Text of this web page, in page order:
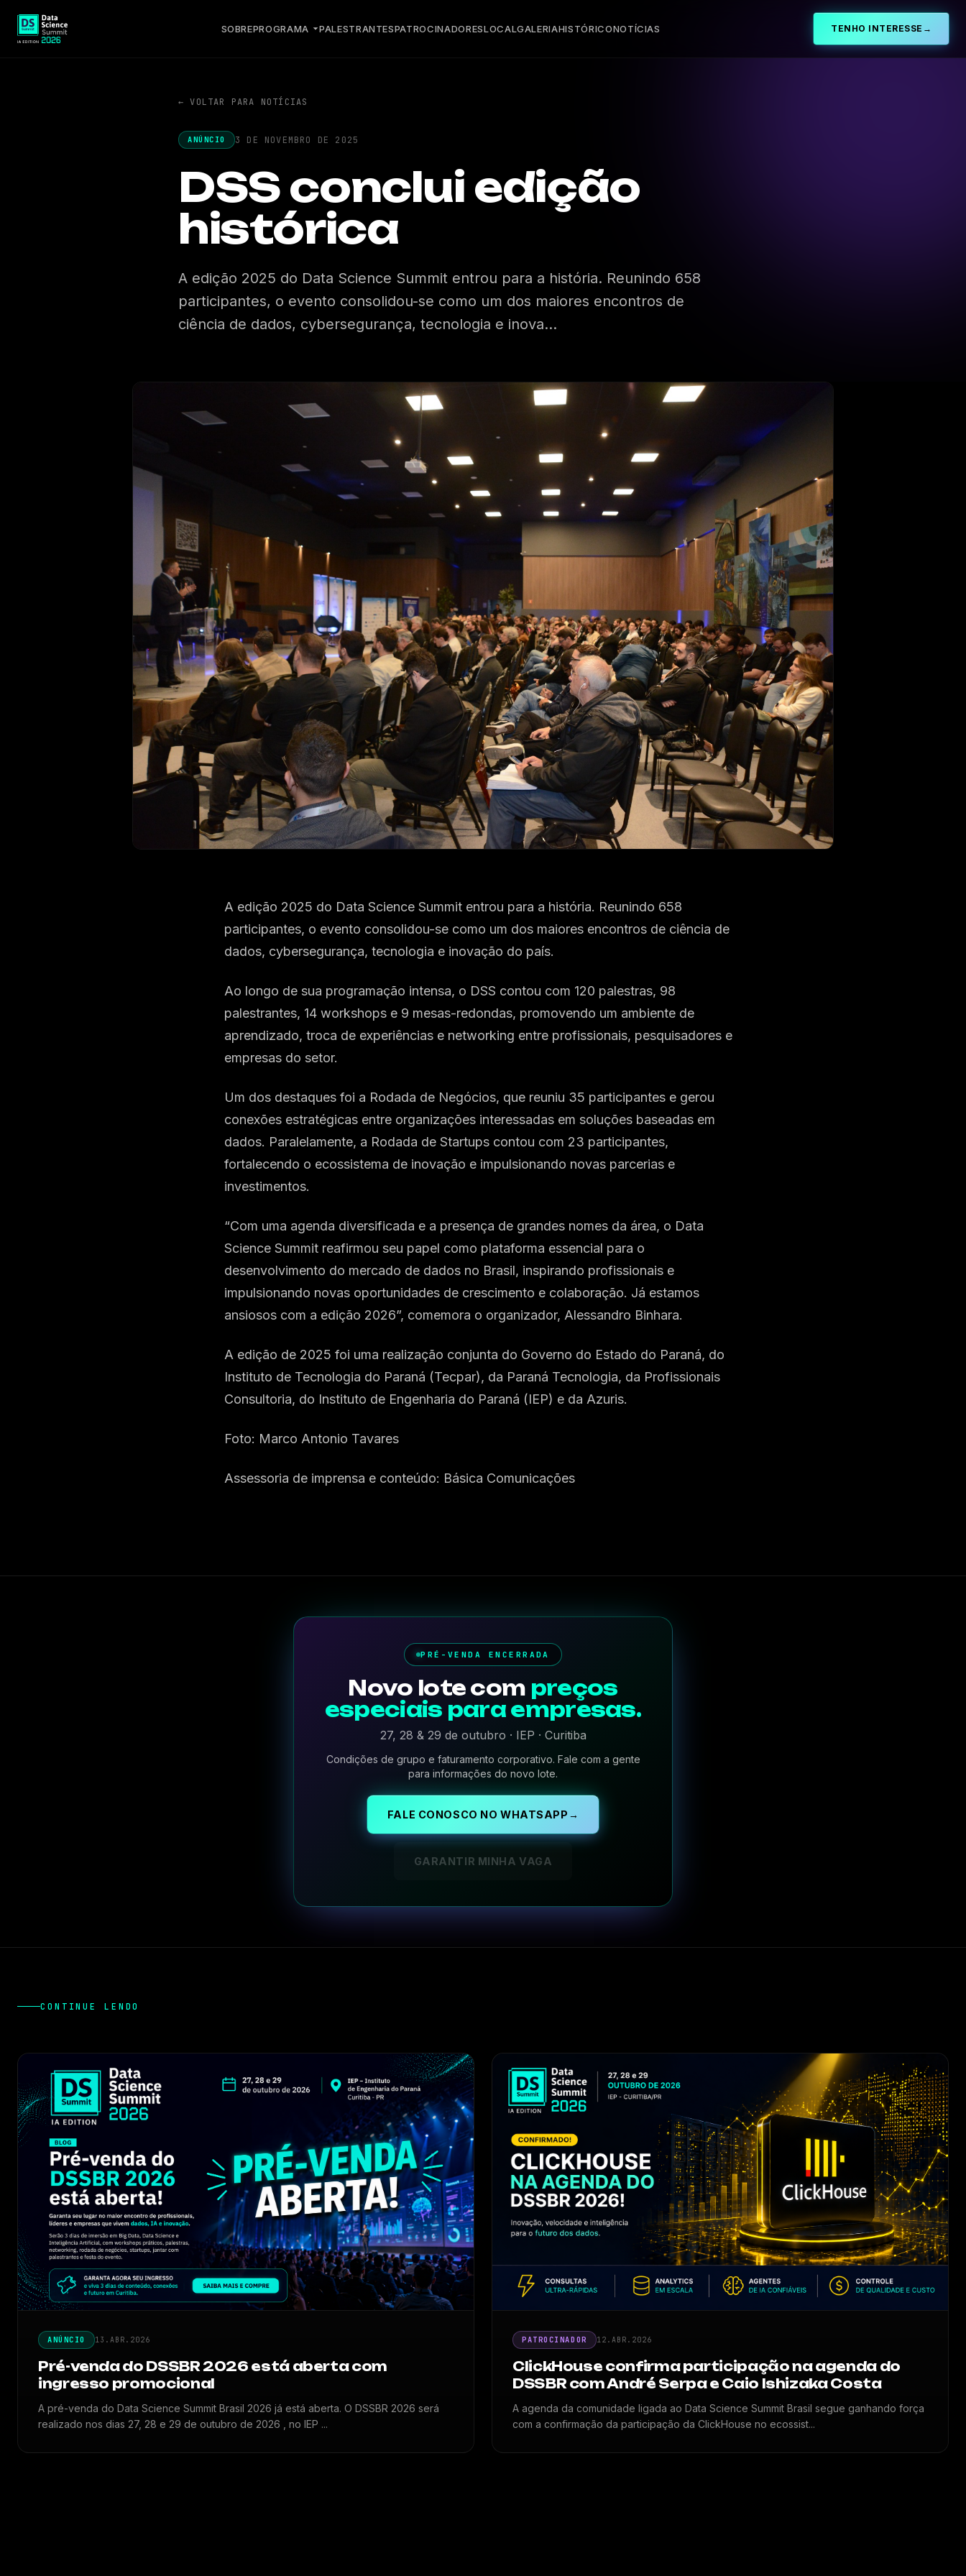
SOBREPROGRAMA PALESTRANTESPATROCINADORESLOCALGALERIAHISTÓRICONOTÍCIAS TENHO INTERESSE →
← VOLTAR PARA NOTÍCIAS
ANÚNCIO 3 DE NOVEMBRO DE 2025
DSS conclui edição
histórica
A edição 2025 do Data Science Summit entrou para a história. Reunindo 658
participantes, o evento consolidou-se como um dos maiores encontros de
ciência de dados, cybersegurança, tecnologia e inova...
A edição 2025 do Data Science Summit entrou para a história. Reunindo 658
participantes, o evento consolidou-se como um dos maiores encontros de ciência de
dados, cybersegurança, tecnologia e inovação do país.
Ao longo de sua programação intensa, o DSS contou com 120 palestras, 98
palestrantes, 14 workshops e 9 mesas-redondas, promovendo um ambiente de
aprendizado, troca de experiências e networking entre profissionais, pesquisadores e
empresas do setor.
Um dos destaques foi a Rodada de Negócios, que reuniu 35 participantes e gerou
conexões estratégicas entre organizações interessadas em soluções baseadas em
dados. Paralelamente, a Rodada de Startups contou com 23 participantes,
fortalecendo o ecossistema de inovação e impulsionando novas parcerias e
investimentos.
“Com uma agenda diversificada e a presença de grandes nomes da área, o Data
Science Summit reafirmou seu papel como plataforma essencial para o
desenvolvimento do mercado de dados no Brasil, inspirando profissionais e
impulsionando novas oportunidades de crescimento e colaboração. Já estamos
ansiosos com a edição 2026”, comemora o organizador, Alessandro Binhara.
A edição de 2025 foi uma realização conjunta do Governo do Estado do Paraná, do
Instituto de Tecnologia do Paraná (Tecpar), da Paraná Tecnologia, da Profissionais
Consultoria, do Instituto de Engenharia do Paraná (IEP) e da Azuris.
Foto: Marco Antonio Tavares
Assessoria de imprensa e conteúdo: Básica Comunicações
PRÉ-VENDA ENCERRADA
Novo lote com preços
especiais para empresas.
27, 28 & 29 de outubro · IEP · Curitiba
Condições de grupo e faturamento corporativo. Fale com a gente
para informações do novo lote.
FALE CONOSCO NO WHATSAPP →
GARANTIR MINHA VAGA
CONTINUE LENDO
ANÚNCIO 13.ABR.2026
Pré-venda do DSSBR 2026 está aberta com
ingresso promocional
A pré-venda do Data Science Summit Brasil 2026 já está aberta. O DSSBR 2026 será
realizado nos dias 27, 28 e 29 de outubro de 2026 , no IEP ...
PATROCINADOR 12.ABR.2026
ClickHouse confirma participação na agenda do
DSSBR com André Serpa e Caio Ishizaka Costa
A agenda da comunidade ligada ao Data Science Summit Brasil segue ganhando força
com a confirmação da participação da ClickHouse no ecossist...